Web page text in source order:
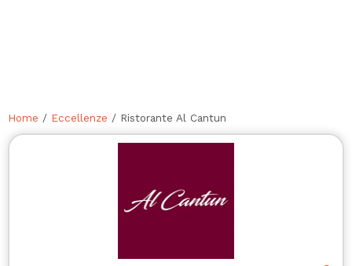
Home / Eccellenze / Ristorante Al Cantun